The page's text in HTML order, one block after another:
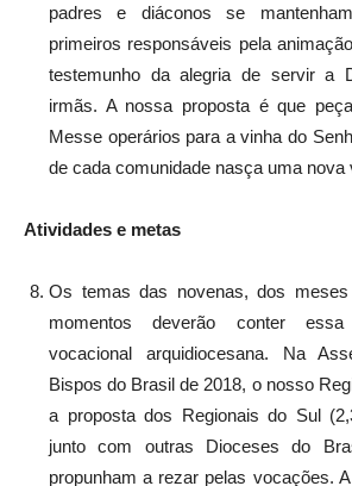
padres e diáconos se
primeiros responsáveis pela
testemunho da alegria de servir a
irmãs. A nossa proposta é que
Messe operários para a vinha do
de cada comunidade nasça uma nova
Atividades e metas
Os temas das novenas, dos
momentos deverão conter
vocacional arquidiocesana. Na
Bispos do Brasil de 2018, o nosso
a proposta dos Regionais do Sul
junto com outras Dioceses do
propunham a rezar pelas vocações.